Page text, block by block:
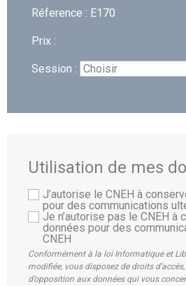
Réference : E170
Prix :
Session :
Utilisation de mes
J’autorise le CNEH à
pour des communications
Je n’autorise pas le CNEH à
données pour des
CNEH
Conformément à la loi Informatique et
modifiée, vous disposez de droits
d’opposition aux données qui vous